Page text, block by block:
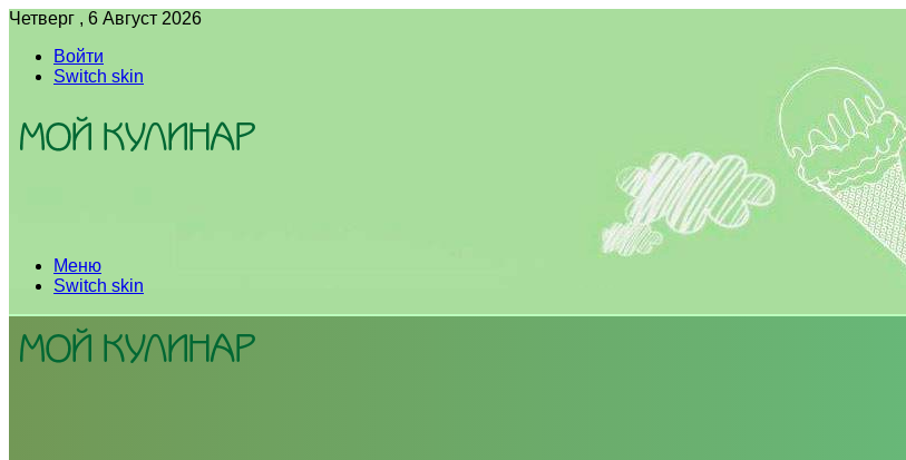
Четверг , 6 Август 2026
Войти
Switch skin
Меню
Switch skin